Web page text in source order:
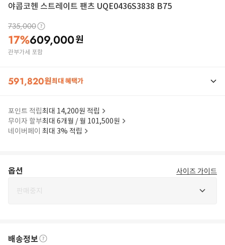
야콥코헨 스트레이트 팬츠 UQE0436S3838 B75
735,000
17%609,000원
관부가세 포함
591,820원최대 혜택가
포인트 적립최대 14,200원 적립
무이자 할부최대 6개월 / 월 101,500원
네이버페이 최대 3% 적립
옵션 사이즈 가이드
판매중지
배송정보